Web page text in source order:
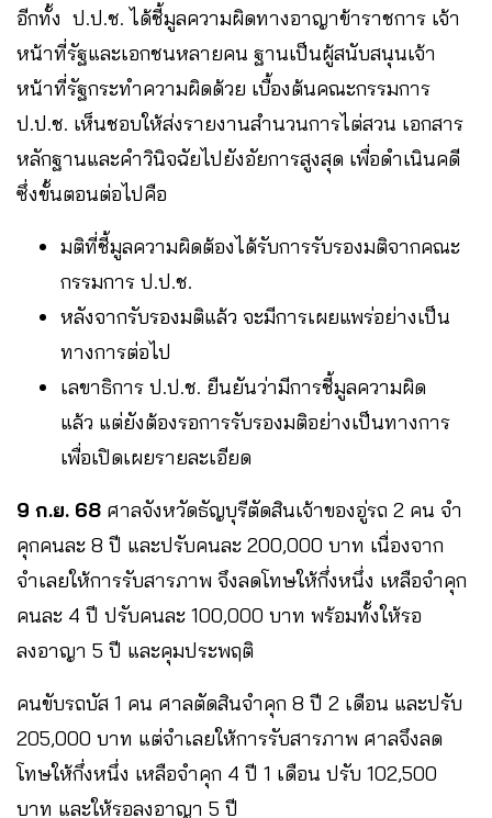
อีกทั้ง ป.ป.ช. ได้ชี้มูลความผิดทางอาญาข้าราชการ เจ้า
หน้าที่รัฐและเอกชนหลายคน ฐานเป็นผู้สนับสนุนเจ้า
หน้าที่รัฐกระทำความผิดด้วย เบื้องต้นคณะกรรมการ
ป.ป.ช. เห็นชอบให้ส่งรายงานสำนวนการไต่สวน เอกสาร
หลักฐานและคำวินิจฉัยไปยังอัยการสูงสุด เพื่อดำเนินคดี
ซึ่งขั้นตอนต่อไปคือ
มติที่ชี้มูลความผิดต้องได้รับการรับรองมติจากคณะ
กรรมการ ป.ป.ช.
หลังจากรับรองมติแล้ว จะมีการเผยแพร่อย่างเป็น
ทางการต่อไป
เลขาธิการ ป.ป.ช. ยืนยันว่ามีการชี้มูลความผิด
แล้ว แต่ยังต้องรอการรับรองมติอย่างเป็นทางการ
เพื่อเปิดเผยรายละเอียด
9 ก.ย. 68 ศาลจังหวัดธัญบุรีตัดสินเจ้าของอู่รถ 2 คน จำ
คุกคนละ 8 ปี และปรับคนละ 200,000 บาท เนื่องจาก
จำเลยให้การรับสารภาพ จึงลดโทษให้กึ่งหนึ่ง เหลือจำคุก
คนละ 4 ปี ปรับคนละ 100,000 บาท พร้อมทั้งให้รอ
ลงอาญา 5 ปี และคุมประพฤติ
คนขับรถบัส 1 คน ศาลตัดสินจำคุก 8 ปี 2 เดือน และปรับ
205,000 บาท แต่จำเลยให้การรับสารภาพ ศาลจึงลด
โทษให้กึ่งหนึ่ง เหลือจำคุก 4 ปี 1 เดือน ปรับ 102,500
บาท และให้รอลงอาญา 5 ปี